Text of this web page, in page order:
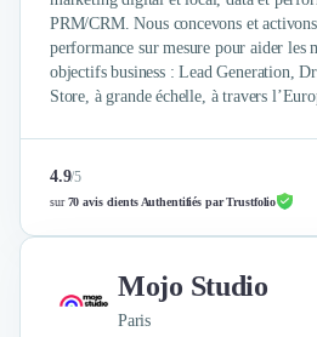
Banque
Gestion de trésorerie
Recouvrement
Financement de matériel ou équipement
Solutions de Paiement
Fiscalité
UX & UI Design
Product Management
Internet of Things (IoT)
PRM/CRM. Nous concevons et
performance sur mesure pour aider les
objectifs business : Lead Generation,
Store, à grande échelle, à travers
4.9/5
sur70 avis clients Authentifiés par Trustfolio
Mojo Studio
Paris